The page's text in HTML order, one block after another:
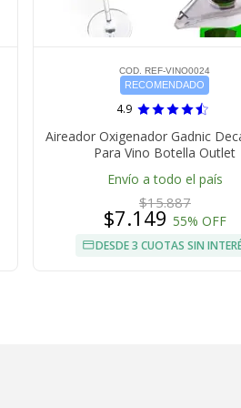
COD. REF-VINO0024
RECOMENDADO
4.9
Aireador Oxigenador Gadnic
Para Vino Botella Outlet
Envío a todo el país
$15.887
$7.149 55% OFF
DESDE 3 CUOTAS SIN